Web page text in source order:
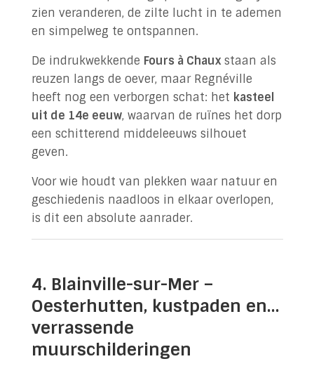
zien veranderen, de zilte lucht in te ademen
en simpelweg te ontspannen.
De indrukwekkende Fours à Chauxstaan als
reuzen langs de oever, maar Regnéville
heeft nog een verborgen schat: het kasteel
uit de 14e eeuw, waarvan de ruïnes het dorp
een schitterend middeleeuws silhouet
geven.
Voor wie houdt van plekken waar natuur en
geschiedenis naadloos in elkaar overlopen,
is dit een absolute aanrader.
4. Blainville-sur-Mer –
Oesterhutten, kustpaden en…
verrassende
muurschilderingen